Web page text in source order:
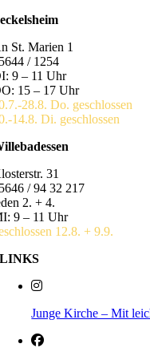
St. Marien 1
/ 1254
9 – 11 Uhr
15 – 17 Uhr
28.8. Do. geschlossen
14.8. Di. geschlossen
31
/ 94 32 217
2. + 4.
9 – 11 Uhr
12.8. + 9.9.
LINKS
Junge Kirche – Mit